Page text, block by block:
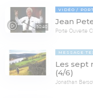
50:40
VIDÉO
Jean
Porte Ouverte
MESSAGE
Les sept
(4/6)
Jonathan